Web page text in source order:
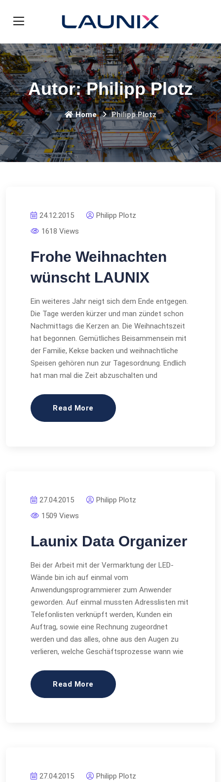
Autor:Philipp Plotz
Home Philipp Plotz
24.12.2015
Philipp Plotz
1618 Views
Frohe Weihnachten
wünscht LAUNIX
Ein weiteres Jahr neigt sich dem Ende entgegen.
Die Tage werden kürzer und man zündet schon
Nachmittags die Kerzen an. Die Weihnachtszeit
hat begonnen. Gemütliches Beisammensein mit
der Familie, Kekse backen und weihnachtliche
Speisen gehören nun zur Tagesordnung. Endlich
hat man mal die Zeit abzuschalten und
Read More
27.04.2015
Philipp Plotz
1509 Views
Launix Data Organizer
Bei der Arbeit mit der Vermarktung der LED-
Wände bin ich auf einmal vom
Anwendungsprogrammierer zum Anwender
geworden. Auf einmal mussten Adresslisten mit
Telefonlisten verknüpft werden, Kunden ein
Auftrag, sowie eine Rechnung zugeordnet
werden und das alles, ohne aus den Augen zu
verlieren, welche Geschäftsprozesse wann wie
Read More
27.04.2015
Philipp Plotz